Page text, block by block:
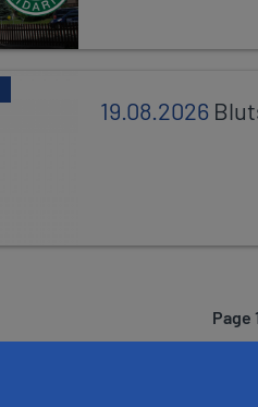
19.08.2026
Page